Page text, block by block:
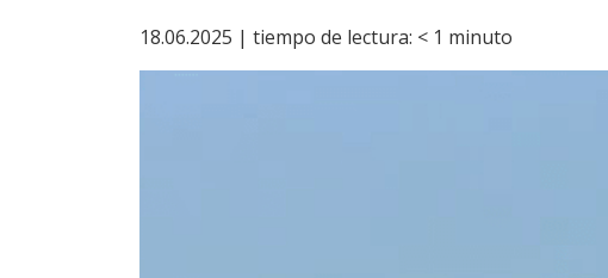
18.06.2025 | tiempo de lectura: < 1 minuto